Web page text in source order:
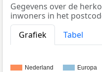
Gegevens over de
inwoners in het
Grafiek
Tabel
Nederland Europa